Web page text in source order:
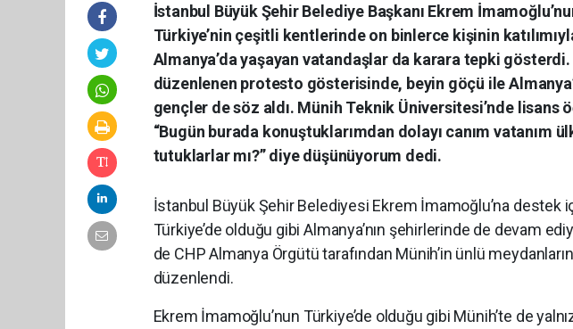
İstanbul Büyük Şehir Belediye Başkanı Ekrem
Türkiye’nin çeşitli kentlerinde on binlerce kişinin
Almanya’da yaşayan vatandaşlar da karara tepki gösterdi.
düzenlenen protesto gösterisinde, beyin göçü ile
gençler de söz aldı. Münih Teknik Üniversitesi’nde lisans
“Bugün burada konuştuklarımdan dolayı canım vatanım
tutuklarlar mı?” diye düşünüyorum dedi.
İstanbul Büyük Şehir Belediyesi Ekrem İmamoğlu’na destek
Türkiye’de olduğu gibi Almanya’nın şehirlerinde de devam
de CHP Almanya Örgütü tarafından Münih’in ünlü
düzenlendi.
Ekrem İmamoğlu’nun Türkiye’de olduğu gibi Münih’te de